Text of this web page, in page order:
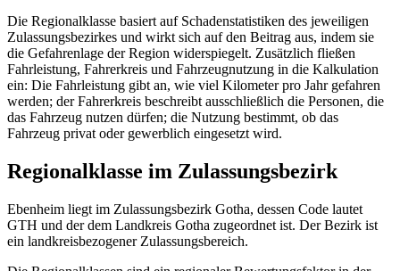
Die Regionalklasse basiert auf Schadenstatistiken des jeweiligen
Zulassungsbezirkes und wirkt sich auf den Beitrag aus, indem sie
die Gefahrenlage der Region widerspiegelt. Zusätzlich fließen
Fahrleistung, Fahrerkreis und Fahrzeugnutzung in die Kalkulation
ein: Die Fahrleistung gibt an, wie viel Kilometer pro Jahr gefahren
werden; der Fahrerkreis beschreibt ausschließlich die Personen, die
das Fahrzeug nutzen dürfen; die Nutzung bestimmt, ob das
Fahrzeug privat oder gewerblich eingesetzt wird.
Regionalklasse im Zulassungsbezirk
Ebenheim liegt im Zulassungsbezirk Gotha, dessen Code lautet
GTH und der dem Landkreis Gotha zugeordnet ist. Der Bezirk ist
ein landkreisbezogener Zulassungsbereich.